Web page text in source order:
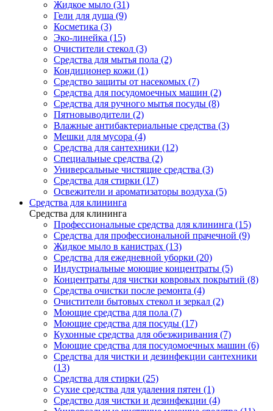
Жидкое мыло (31)
Гели для душа (9)
Косметика (3)
Эко-линейка (15)
Очистители стекол (3)
Средства для мытья пола (2)
Кондиционер кожи (1)
Средство защиты от насекомых (7)
Средства для посудомоечных машин (2)
Средства для ручного мытья посуды (8)
Пятновыводители (2)
Влажные антибактериальные средства (3)
Мешки для мусора (4)
Средства для сантехники (12)
Специальные средства (2)
Универсальные чистящие средства (3)
Средства для стирки (17)
Освежители и ароматизаторы воздуха (5)
Средства для клининга
Средства для клининга
Профессиональные средства для клининга (15)
Средства для профессиональной прачечной (9)
Жидкое мыло в канистрах (13)
Средства для ежедневной уборки (20)
Индустриальные моющие концентраты (5)
Концентраты для чистки ковровых покрытий (8)
Средства очистки после ремонта (4)
Очистители бытовых стекол и зеркал (2)
Моющие средства для пола (7)
Моющие средства для посуды (17)
Кухонные средства для обезжиривания (7)
Моющие средства для посудомоечных машин (6)
Средства для чистки и дезинфекции сантехники
(13)
Средства для стирки (25)
Сухие средства для удаления пятен (1)
Средство для чистки и дезинфекции (4)